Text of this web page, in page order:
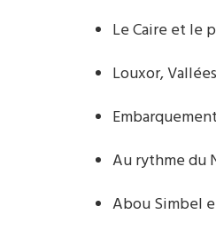
Le Caire et le
Louxor,
Au rythme du
Abou Simbel